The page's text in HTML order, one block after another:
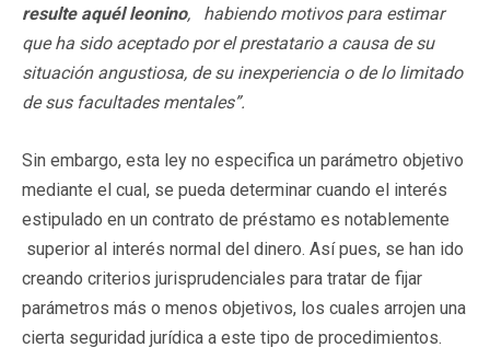
resulte aquél leonino, habiendo motivos para estimar
que ha sido aceptado por el prestatario a causa de su
situación angustiosa, de su inexperiencia o de lo limitado
de sus facultades mentales”.
Sin embargo, esta ley no especifica un parámetro objetivo
mediante el cual, se pueda determinar cuando el interés
estipulado en un contrato de préstamo es notablemente
superior al interés normal del dinero. Así pues, se han ido
creando criterios jurisprudenciales para tratar de fijar
parámetros más o menos objetivos, los cuales arrojen una
cierta seguridad jurídica a este tipo de procedimientos.